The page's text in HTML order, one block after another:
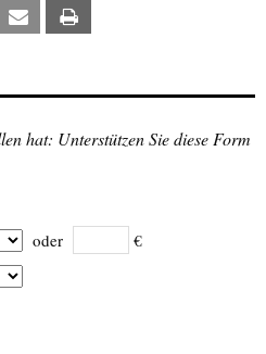
Email
hat: Unterstützen Sie diese Form
oder €